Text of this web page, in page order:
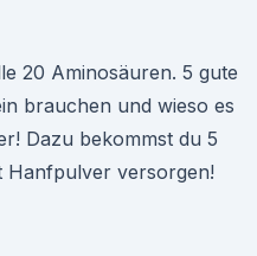
20 Aminosäuren. 5 gute
brauchen und wieso es
Dazu bekommst du 5
Hanfpulver versorgen!